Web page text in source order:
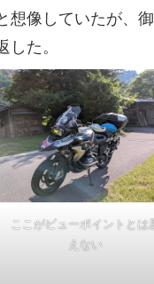
想像していたが、
した。
ここがビューポイントとは
えない